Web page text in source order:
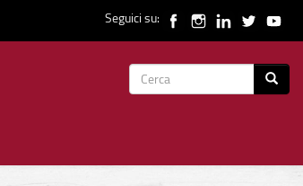
Seguici su:
Form